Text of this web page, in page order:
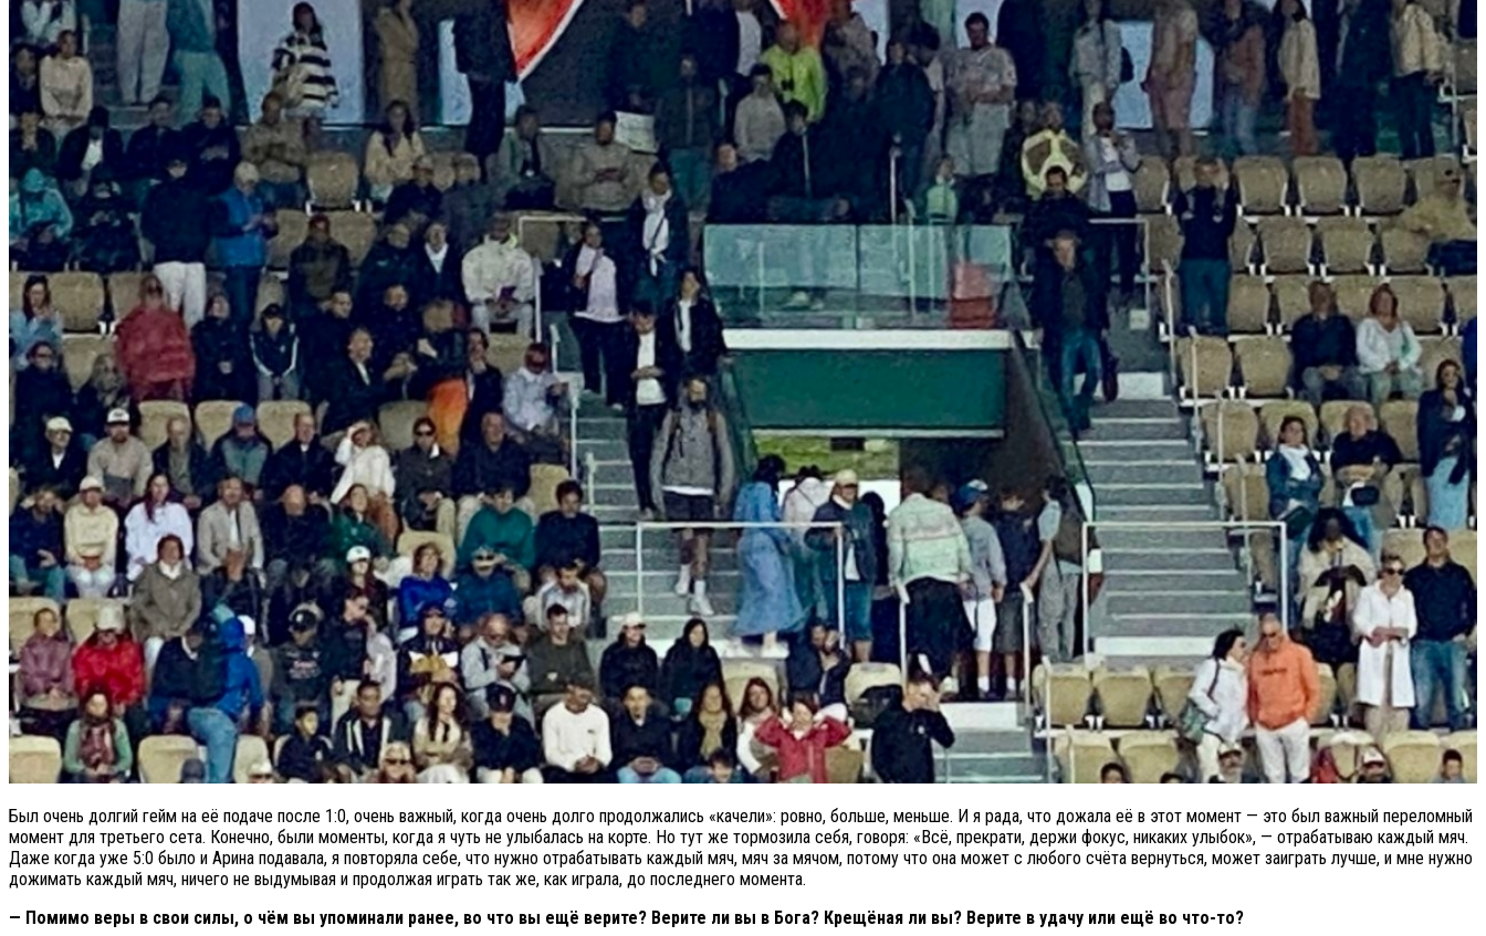
Был очень долгий гейм на её подаче после 1:0, очень важный, когда очень долго продолжались «качели»: ровно, больше, меньше. И я рада, что дожала её в этот момент — это был важный переломный
момент для третьего сета. Конечно, были моменты, когда я чуть не улыбалась на корте. Но тут же тормозила себя, говоря: «Всё, прекрати, держи фокус, никаких улыбок», — отрабатываю каждый мяч.
Даже когда уже 5:0 было и Арина подавала, я повторяла себе, что нужно отрабатывать каждый мяч, мяч за мячом, потому что она может с любого счёта вернуться, может заиграть лучше, и мне нужно
дожимать каждый мяч, ничего не выдумывая и продолжая играть так же, как играла, до последнего момента.
— Помимо веры в свои силы, о чём вы упоминали ранее, во что вы ещё верите? Верите ли вы в Бога? Крещёная ли вы? Верите в удачу или ещё во что-то?